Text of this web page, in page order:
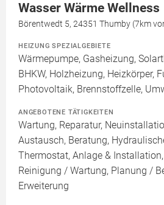
Wasser Wärme Wellness
Börentwedt 5, 24351 Thumby (7km
HEIZUNG SPEZIALGEBIETE
Wärmepumpe, Gasheizung,
BHKW, Holzheizung, Heizkörper,
Photovoltaik, Brennstoffzelle,
ANGEBOTENE TÄTIGKEITEN
Wartung, Reparatur,
Austausch, Beratung,
Thermostat, Anlage &
Reinigung / Wartung, Planung /
Erweiterung